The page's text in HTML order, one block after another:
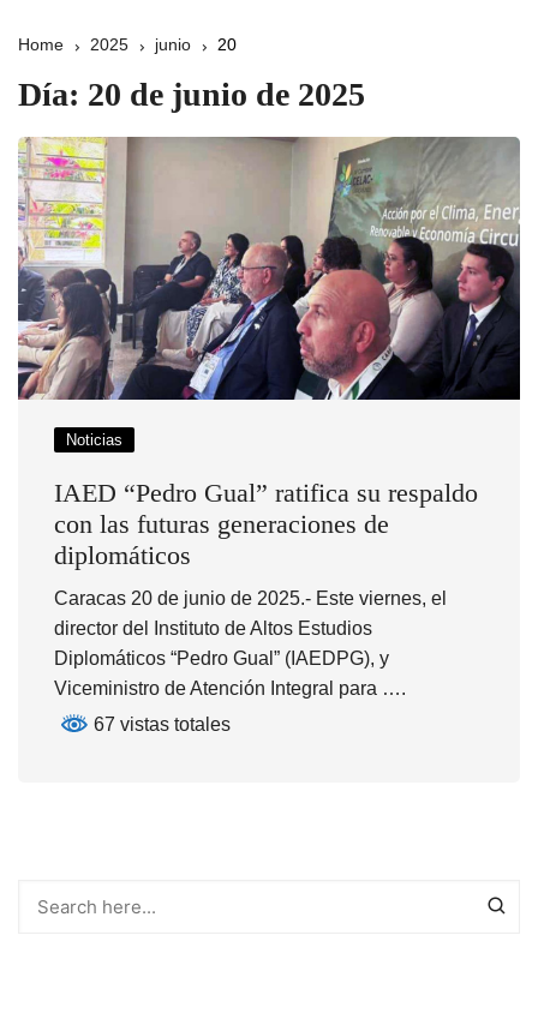
Home 2025 junio 20
Día: 20 de junio de 2025
Noticias
IAED “Pedro Gual” ratifica su respaldo
con las futuras generaciones de
diplomáticos
Caracas 20 de junio de 2025.- Este viernes, el
director del Instituto de Altos Estudios
Diplomáticos “Pedro Gual” (IAEDPG), y
Viceministro de Atención Integral para ….
67 vistas totales